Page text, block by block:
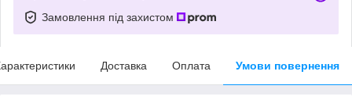
Замовлення під захистом
Доставка Оплата Умови повернення